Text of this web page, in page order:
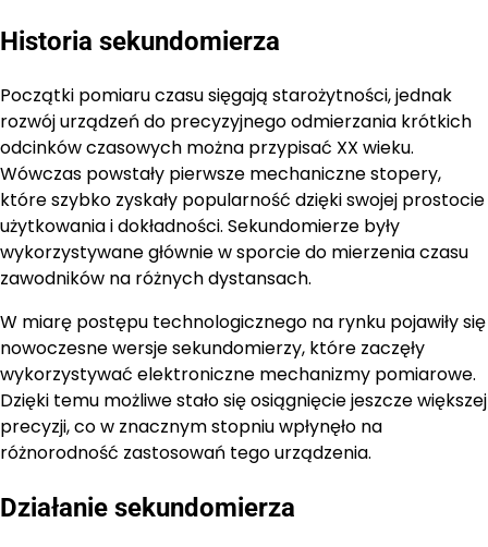
Historia sekundomierza
Początki pomiaru czasu sięgają starożytności, jednak
rozwój urządzeń do precyzyjnego odmierzania krótkich
odcinków czasowych można przypisać XX wieku.
Wówczas powstały pierwsze mechaniczne stopery,
które szybko zyskały popularność dzięki swojej prostocie
użytkowania i dokładności. Sekundomierze były
wykorzystywane głównie w sporcie do mierzenia czasu
zawodników na różnych dystansach.
W miarę postępu technologicznego na rynku pojawiły się
nowoczesne wersje sekundomierzy, które zaczęły
wykorzystywać elektroniczne mechanizmy pomiarowe.
Dzięki temu możliwe stało się osiągnięcie jeszcze większej
precyzji, co w znacznym stopniu wpłynęło na
różnorodność zastosowań tego urządzenia.
Działanie sekundomierza